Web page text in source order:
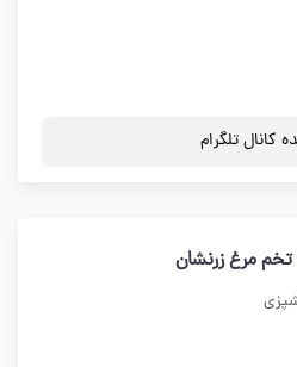
کانال تلگرام
مرغ زرنشان